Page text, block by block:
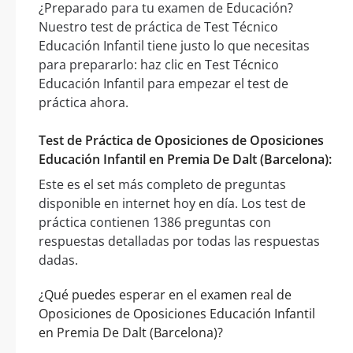
¿Preparado para tu examen de Educación?
Nuestro test de práctica de Test Técnico
Educación Infantil tiene justo lo que necesitas
para prepararlo: haz clic en Test Técnico
Educación Infantil para empezar el test de
práctica ahora.
Test de Práctica de Oposiciones de Oposiciones
Educación Infantil en Premia De Dalt (Barcelona):
Este es el set más completo de preguntas
disponible en internet hoy en día. Los test de
práctica contienen 1386 preguntas con
respuestas detalladas por todas las respuestas
dadas.
¿Qué puedes esperar en el examen real de
Oposiciones de Oposiciones Educación Infantil
en Premia De Dalt (Barcelona)?